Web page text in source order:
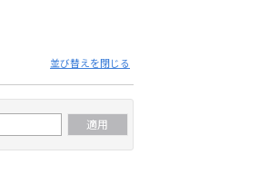
並び替えを閉じる